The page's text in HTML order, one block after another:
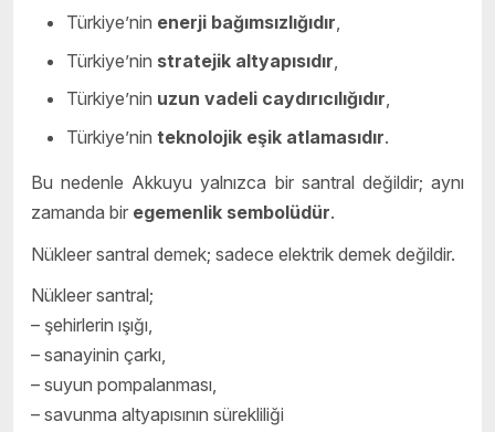
Türkiye’nin enerji bağımsızlığıdır,
Türkiye’nin stratejik altyapısıdır
Türkiye’nin uzun vadeli caydırıcılığıdır,
Türkiye’nin teknolojik eşik atlamasıdır.
Bu nedenle Akkuyu yalnızca bir santral değildir; aynı
zamanda bir egemenlik sembolüdür.
Nükleer santral demek; sadece elektrik demek değildir.
Nükleer santral;
– şehirlerin ışığı,
– sanayinin çarkı,
– suyun pompalanması,
– savunma altyapısının sürekliliği